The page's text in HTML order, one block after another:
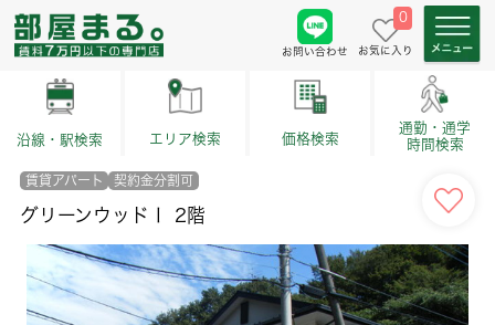
お問い合わせ
0
お気に入り
沿線・駅検索 エリア検索 価格検索
通勤・通学
時間検索
賃貸アパート 契約金分割可
グリーンウッドⅠ 2階